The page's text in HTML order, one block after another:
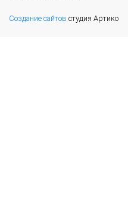
Создание сайтов студия Артико